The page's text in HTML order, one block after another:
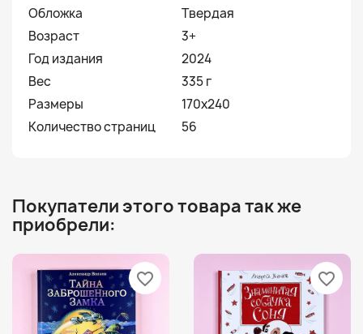
Обложка
Твердая
Возраст
3+
Год издания
2024
Вес
335 г
Размеры
170x240
Количество страниц
56
Покупатели этого товара так же
приобрели:
favorite_border favorite_border